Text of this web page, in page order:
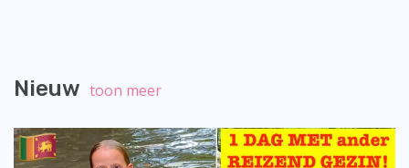
Nieuw toon meer